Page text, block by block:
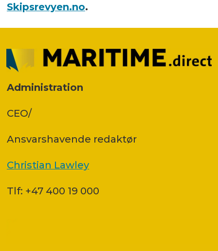
Skipsrevyen.no.
Administration
CEO/
Ansvars­havende redaktør
Christian Lawley
Tlf: +47 400 19 000